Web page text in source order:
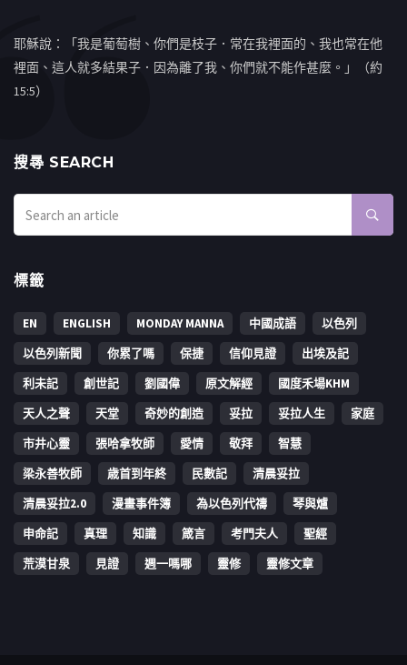
耶穌說：「我是葡萄樹、你們是枝子．常在我裡面的、我也常在他
裡面、這人就多結果子．因為離了我、你們就不能作甚麼。」（約
15:5）
搜㝷 SEARCH
標籤
EN ENGLISH MONDAY MANNA 中國成語
以色列
以色列新聞
你累了嗎 保捷 信仰見證
出埃及記
利未記
創世記 劉國偉 原文解經
國度禾場KHM
天人之聲
天堂 奇妙的創造 妥拉 妥拉人生
家庭
市井心靈
張哈拿牧師 愛情 敬拜
智慧
梁永善牧師
歳首到年終 民數記
清晨妥拉
清晨妥拉2.0
漫畫事件簿 為以色列代禱
琴與爐
申命記
真理 知識 箴言 考門夫人
聖經
荒漠甘泉
見證 週一嗎哪 靈修 靈修文章